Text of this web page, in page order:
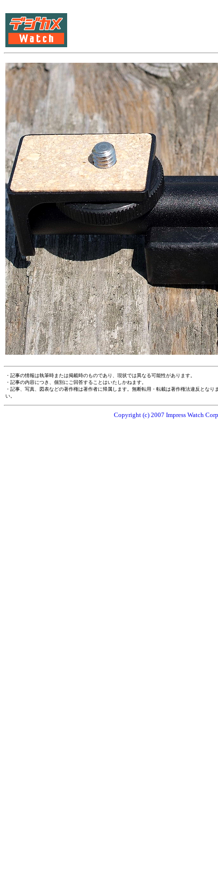
・記事の情報は執筆時または掲載時のものであり、現状では異なる可能性があります。
・記事の内容につき、個別にご回答することはいたしかねます。
・記事、写真、図表などの著作権は著作者に帰属します。無断転用・転載は著作権法違反とな
い。
Copyright (c) 2007 Impress Watch